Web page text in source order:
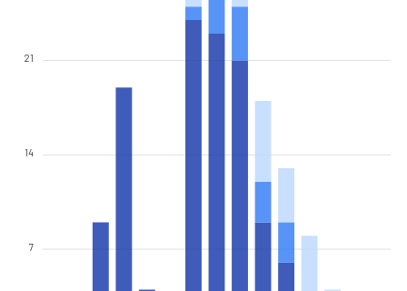
21
14
7